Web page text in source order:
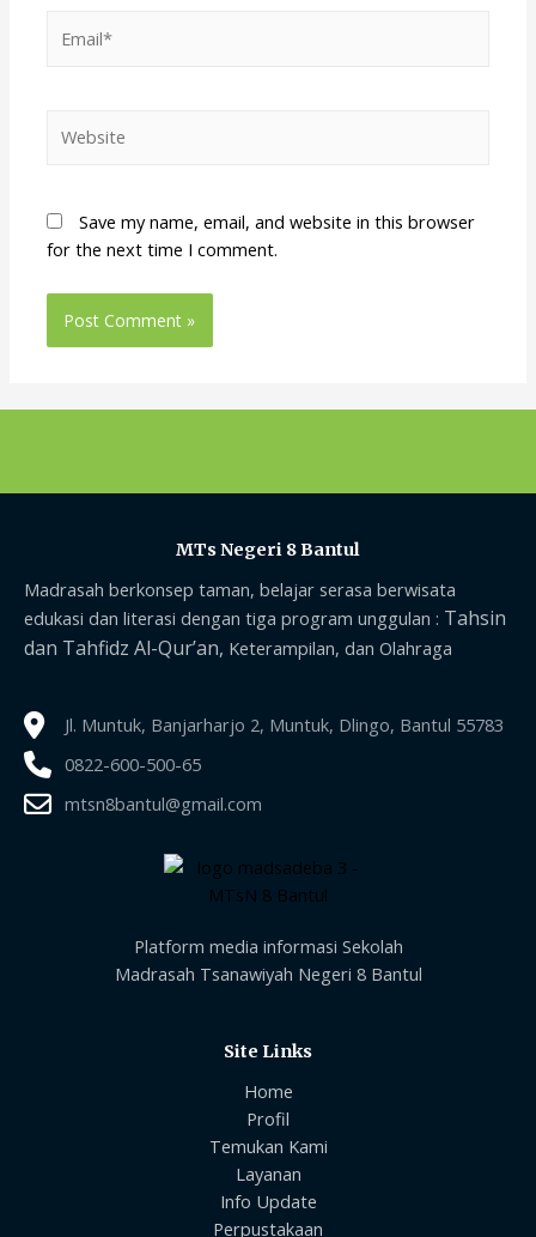
Save my name, email, and website in this browser
for the next time I comment.
MTs Negeri 8 Bantul
Madrasah berkonsep taman, belajar serasa berwisata
edukasi dan literasi dengan tiga program unggulan : Tahsin
dan Tahfidz Al-Qur’an, Keterampilan, dan Olahraga
Jl. Muntuk, Banjarharjo 2, Muntuk, Dlingo, Bantul 55783
0822-600-500-65
mtsn8bantul@gmail.com
Platform media informasi Sekolah
Madrasah Tsanawiyah Negeri 8 Bantul
Site Links
Home
Profil
Temukan Kami
Layanan
Info Update
Perpustakaan